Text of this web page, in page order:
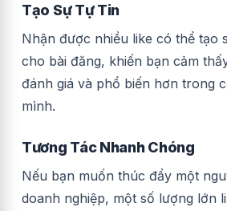
Tạo Sự Tự Tin
Nhận được nhiều like có thể tạo
cho bài đăng, khiến bạn cảm
đánh giá và phổ biến hơn trong
mình.
Tương Tác Nhanh Chóng
Nếu bạn muốn thúc đẩy một
doanh nghiệp, một số lượng lớn